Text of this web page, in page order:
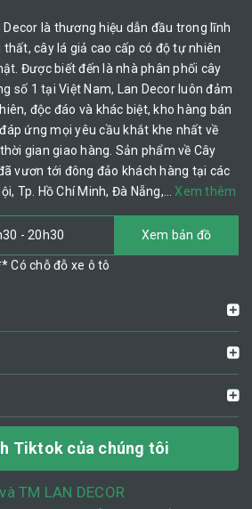
Decor là thương hiệu dẫn đầu trong lĩnh
cây lá giả cao cấp có độ tự nhiên
Được biết đến là nhà phân phối cây
số 1 tại Việt Nam, Lan Decor luôn đảm
độc đáo và khác biệt, kho hàng bán
ứng mọi yêu cầu khắt khe nhất về
gian giao hàng. Sản phẩm về Cây
vươn tới đông đảo khách hàng tại các
Tp. Hồ Chí Minh, Đà Nẵng,…Xem thêm
- 20h30 Xem bản đồ
Có chỗ đỗ xe ô tô
Tiktok của chúng tôi
TM LAN DECOR